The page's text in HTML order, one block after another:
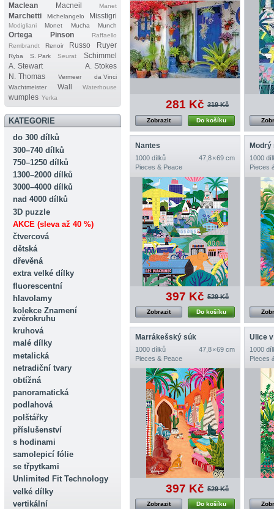
Maclean Macneil Manet
Marchetti Michelangelo Misstigri
Modigliani Monet Mucha Munch
Ortega Pinson
Raffaello
Rembrandt
Renoir Russo Ruyer
Ryba S. Park Seurat
Schimmel
A. Stewart
A. Stokes
N. Thomas
Vermeer
da Vinci
Wachtmeister
Wall Waterhouse
wumples Yerka
KATEGORIE
do 300 dílků
300–740 dílků
750–1250 dílků
1300–2000 dílků
3000–4000 dílků
nad 4000 dílků
3D puzzle
AKCE (sleva až 40 %)
čtvercová
dětská
dřevěná
extra velké dílky
fluorescentní
hlavolamy
kolekce Znamení
zvěrokruhu
kruhová
malé dílky
metalická
netradiční tvary
obtížná
panoramatická
podlahová
polštářky
příslušenství
s hodinami
samolepicí fólie
se třpytkami
Unlimited Fit Technology
velké dílky
vertikální
281 Kč 319 Kč
Do košíku
Zobrazit
Nantes
1000 dílků
47,8 × 69 cm
Pieces & Peace
397 Kč 529 Kč
Do košíku
Zobrazit
Modrý
1000
Pieces
Marrákešský súk
1000 dílků
47,8 × 69 cm
Pieces & Peace
397 Kč 529 Kč
Do košíku
Zobrazit
1000
Pieces